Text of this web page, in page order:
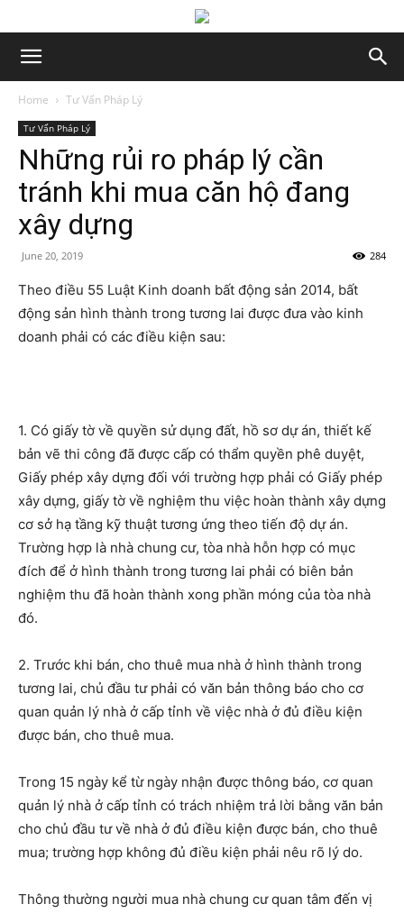
Home Tư Vấn Pháp Lý
Tư Vấn Pháp Lý
Những rủi ro pháp lý cần
tránh khi mua căn hộ đang
xây dựng
June 20, 2019 284
Theo điều 55 Luật Kinh doanh bất động sản 2014, bất
động sản hình thành trong tương lai được đưa vào kinh
doanh phải có các điều kiện sau:
1. Có giấy tờ về quyền sử dụng đất, hồ sơ dự án, thiết kế
bản vẽ thi công đã được cấp có thẩm quyền phê duyệt,
Giấy phép xây dựng đối với trường hợp phải có Giấy phép
xây dựng, giấy tờ về nghiệm thu việc hoàn thành xây dựng
cơ sở hạ tầng kỹ thuật tương ứng theo tiến độ dự án.
Trường hợp là nhà chung cư, tòa nhà hỗn hợp có mục
đích để ở hình thành trong tương lai phải có biên bản
nghiệm thu đã hoàn thành xong phần móng của tòa nhà
đó.
2. Trước khi bán, cho thuê mua nhà ở hình thành trong
tương lai, chủ đầu tư phải có văn bản thông báo cho cơ
quan quản lý nhà ở cấp tỉnh về việc nhà ở đủ điều kiện
được bán, cho thuê mua.
Trong 15 ngày kể từ ngày nhận được thông báo, cơ quan
quản lý nhà ở cấp tỉnh có trách nhiệm trả lời bằng văn bản
cho chủ đầu tư về nhà ở đủ điều kiện được bán, cho thuê
mua; trường hợp không đủ điều kiện phải nêu rõ lý do.
Thông thường người mua nhà chung cư quan tâm đến vị